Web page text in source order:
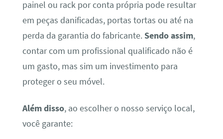
painel ou rack por conta própria pode resultar
em peças danificadas, portas tortas ou até na
perda da garantia do fabricante. Sendo assim,
contar com um profissional qualificado não é
um gasto, mas sim um investimento para
proteger o seu móvel.
Além disso, ao escolher o nosso serviço local,
você garante: